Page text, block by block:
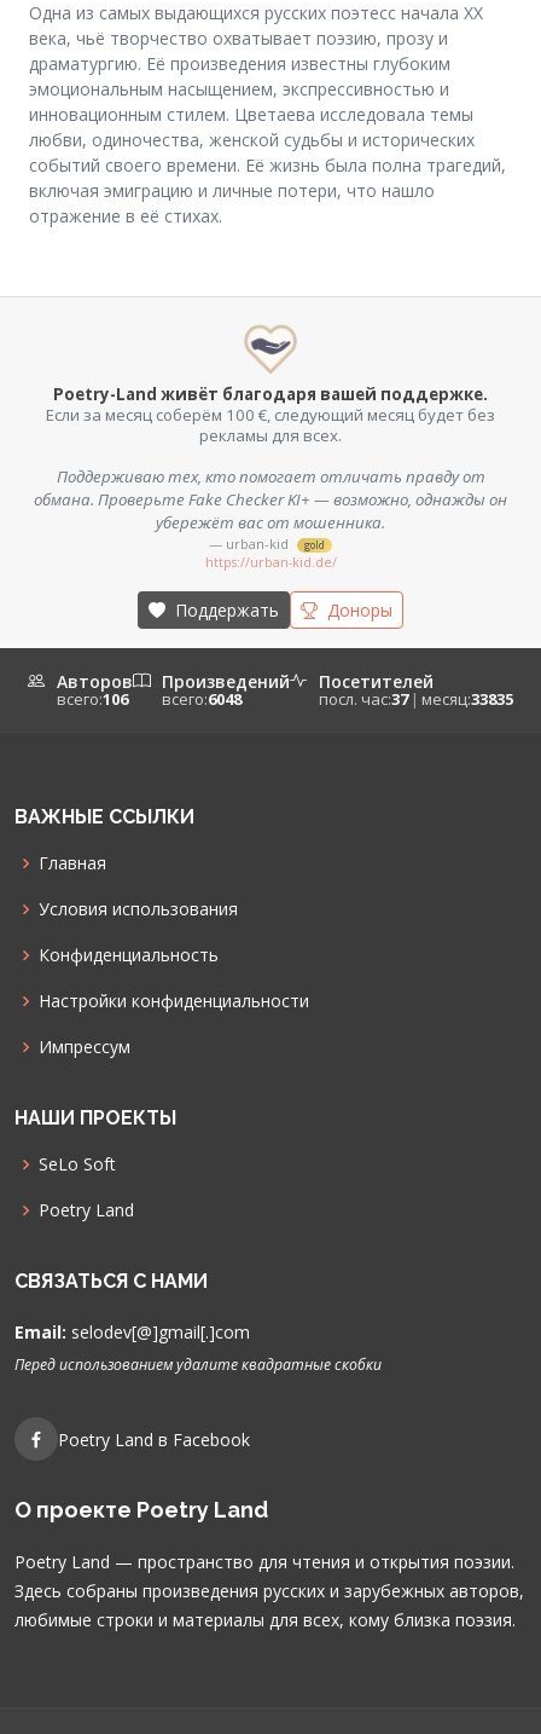
Одна из самых выдающихся русских поэтесс начала XX
века, чьё творчество охватывает поэзию, прозу и
драматургию. Её произведения известны глубоким
эмоциональным насыщением, экспрессивностью и
инновационным стилем. Цветаева исследовала темы
любви, одиночества, женской судьбы и исторических
событий своего времени. Её жизнь была полна трагедий,
включая эмиграцию и личные потери, что нашло
отражение в её стихах.
Poetry-Land живёт благодаря вашей поддержке.
Если за месяц соберём 100 €, следующий месяц будет без
рекламы для всех.
Поддерживаю тех, кто помогает отличать правду от
обмана. Проверьте Fake Checker KI+ — возможно, однажды он
убережёт вас от мошенника.
— urban-kid gold
https://urban-kid.de/
Поддержать Доноры
Авторов
всего:106
Произведений
всего:6048
Посетителей
посл. час:37 | месяц:33835
ВАЖНЫЕ ССЫЛКИ
Главная
Условия использования
Конфиденциальность
Настройки конфиденциальности
Импрессум
НАШИ ПРОЕКТЫ
SeLo Soft
Poetry Land
СВЯЗАТЬСЯ С НАМИ
Email: selodev[@]gmail[.]com
Перед использованием удалите квадратные скобки
Poetry Land в Facebook
О проекте Poetry Land
Poetry Land — пространство для чтения и открытия поэзии.
Здесь собраны произведения русских и зарубежных авторов,
любимые строки и материалы для всех, кому близка поэзия.